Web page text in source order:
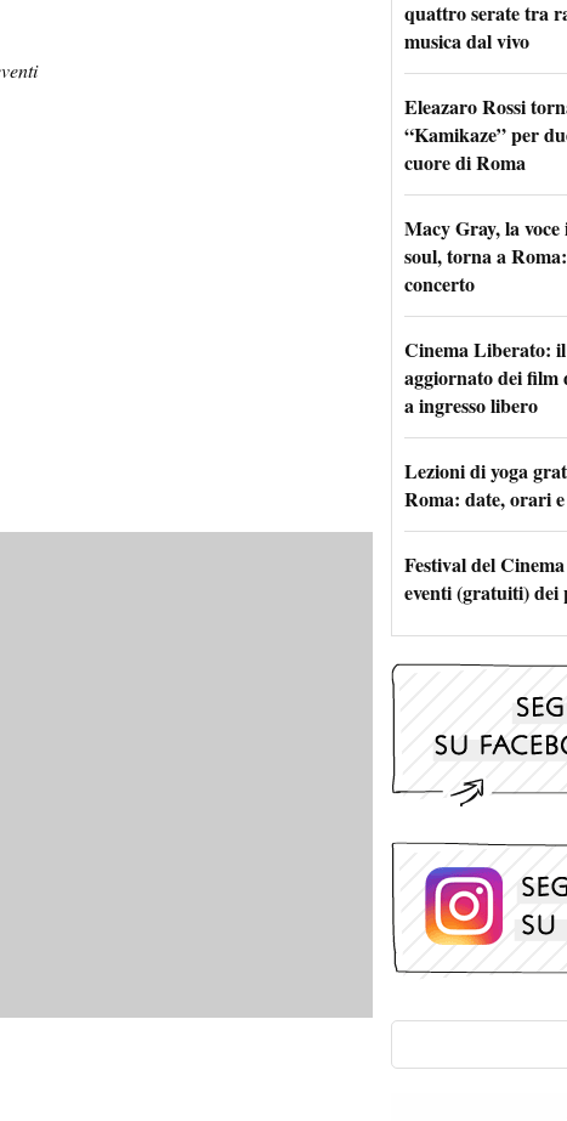
quattro serate tra
musica dal vivo
Eleazaro Rossi
“Kamikaze” per
cuore di Roma
Macy Gray, la
soul, torna a
concerto
Cinema Liberato:
aggiornato dei film
a ingresso libero
Lezioni di yoga
Roma: date, orari
Festival del
eventi (gratuiti) dei